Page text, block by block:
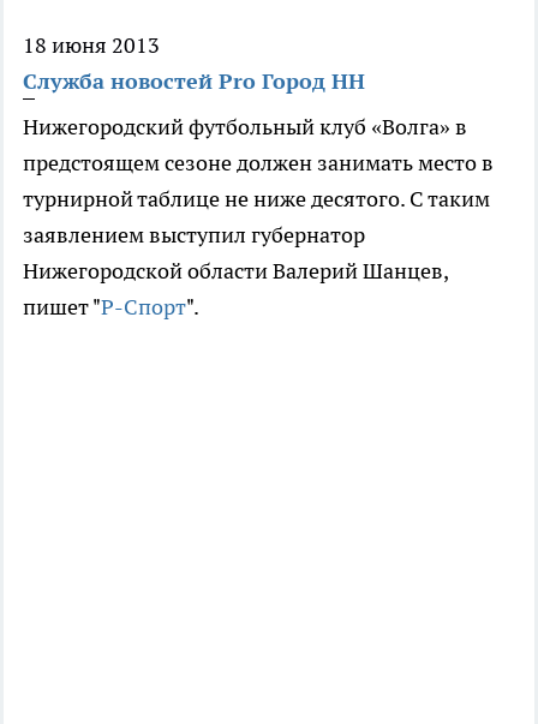
18 июня 2013
Служба новостей Pro Город НН
Нижегородский футбольный клуб «Волга» в
предстоящем сезоне должен занимать место в
турнирной таблице не ниже десятого. С таким
заявлением выступил губернатор
Нижегородской области Валерий Шанцев,
пишет "Р-Спорт".